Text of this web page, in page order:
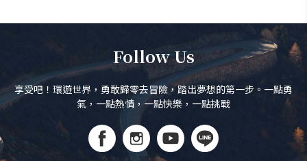
Follow Us
享受吧！環遊世界，勇敢歸零去冒險，踏出夢想的第一步。一點勇
氣，一點熱情，一點快樂，一點挑戰